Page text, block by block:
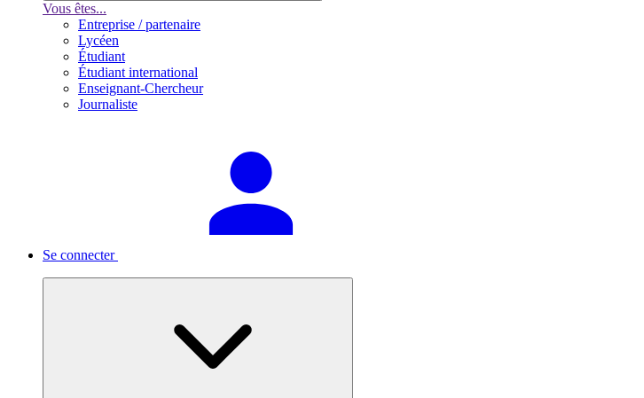
Vous êtes...
Entreprise / partenaire
Lycéen
Étudiant
Étudiant international
Enseignant-Chercheur
Journaliste
Se connecter